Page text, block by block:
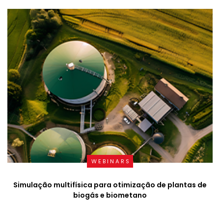
WEBINARS
Simulação multifísica para otimização de plantas de
biogás e biometano